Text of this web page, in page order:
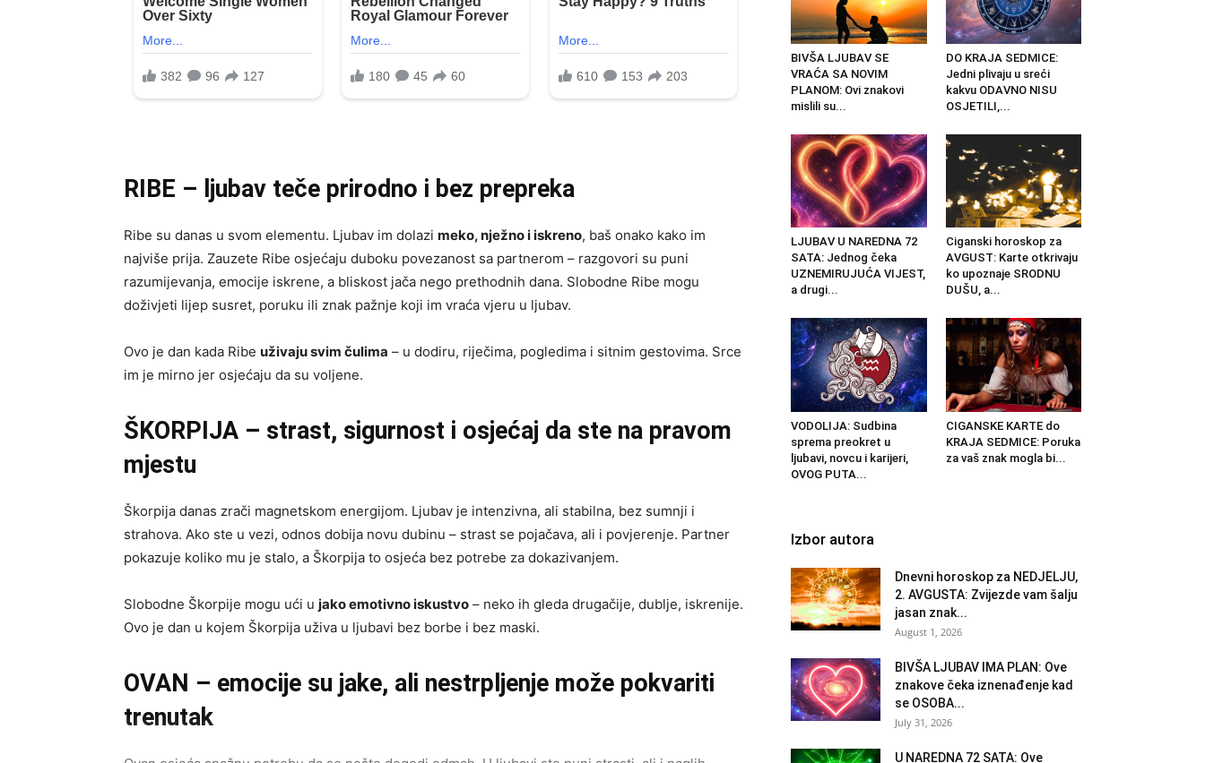
RIBE – ljubav teče prirodno i bez prepreka
Ribe su danas u svom elementu. Ljubav im dolazi meko, nježno i iskreno, baš onako kako im
najviše prija. Zauzete Ribe osjećaju duboku povezanost sa partnerom – razgovori su puni
razumijevanja, emocije iskrene, a bliskost jača nego prethodnih dana. Slobodne Ribe mogu
doživjeti lijep susret, poruku ili znak pažnje koji im vraća vjeru u ljubav.
Ovo je dan kada Ribe uživaju svim čulima – u dodiru, riječima, pogledima i sitnim gestovima. Srce
im je mirno jer osjećaju da su voljene.
ŠKORPIJA – strast, sigurnost i osjećaj da ste na pravom
mjestu
Škorpija danas zrači magnetskom energijom. Ljubav je intenzivna, ali stabilna, bez sumnji i
strahova. Ako ste u vezi, odnos dobija novu dubinu – strast se pojačava, ali i povjerenje. Partner
pokazuje koliko mu je stalo, a Škorpija to osjeća bez potrebe za dokazivanjem.
Slobodne Škorpije mogu ući u jako emotivno iskustvo – neko ih gleda drugačije, dublje, iskrenije.
Ovo je dan u kojem Škorpija uživa u ljubavi bez borbe i bez maski.
OVAN – emocije su jake, ali nestrpljenje može pokvariti
trenutak
BIVŠA LJUBAV SE
VRAĆA SA NOVIM
PLANOM: Ovi znakovi
mislili su...
DO KRAJA SEDMICE:
Jedni plivaju u sreći
kakvu ODAVNO NISU
OSJETILI,...
LJUBAV U NAREDNA 72
SATA: Jednog čeka
UZNEMIRUJUĆA VIJEST,
a drugi...
Ciganski horoskop za
AVGUST: Karte otkrivaju
ko upoznaje SRODNU
DUŠU, a...
VODOLIJA: Sudbina
sprema preokret u
ljubavi, novcu i karijeri,
OVOG PUTA...
CIGANSKE KARTE do
KRAJA SEDMICE: Poruka
za vaš znak mogla bi...
Izbor autora
Dnevni horoskop za NEDJELJU,
2. AVGUSTA: Zvijezde vam šalju
jasan znak...
August 1, 2026
BIVŠA LJUBAV IMA PLAN: Ove
znakove čeka iznenađenje kad
se OSOBA...
July 31, 2026
U NAREDNA 72 SATA: Ove